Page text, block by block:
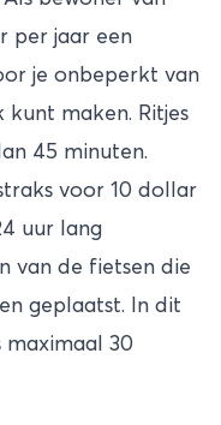
per jaar een
je onbeperkt van
maken. Ritjes
45 minuten.
voor 10 dollar
uur lang
van de fietsen die
geplaatst. In dit
maximaal 30